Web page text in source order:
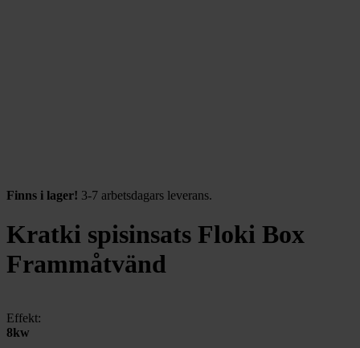
Finns i lager! 3-7 arbetsdagars leverans.
Kratki spisinsats Floki Box
Frammåtvänd
Effekt:
8kw